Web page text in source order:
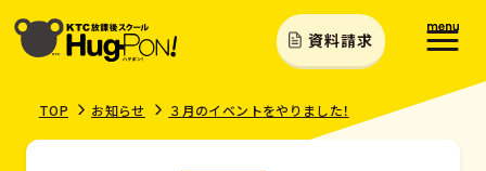
資料請求
TOP お知らせ ３月のイベントをやりました！